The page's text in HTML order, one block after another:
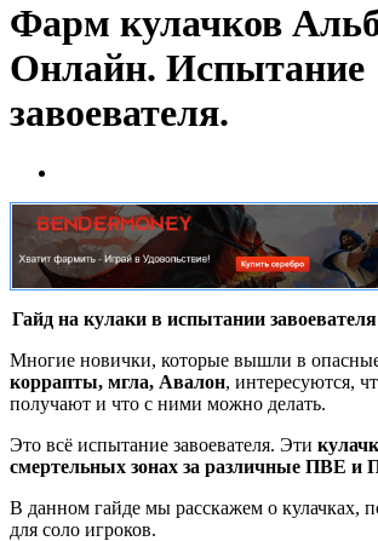
Фарм кулачков
Онлайн. Испытание
завоевателя.
Гайд на кулаки в испытании
Многие новички, которые вышли в
коррапты, мгла, Авалон, интересуются,
получают и что с ними можно делать.
Это всё испытание завоевателя. Эти
смертельных зонах за различные ПВЕ и
В данном гайде мы расскажем о кулачках,
для соло игроков.